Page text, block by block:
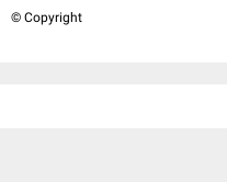
© Copyright